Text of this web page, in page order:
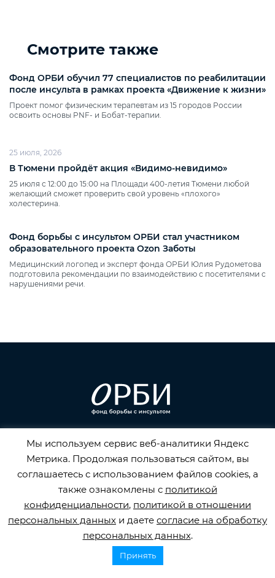
Смотрите также
Фонд ОРБИ обучил 77 специалистов по реабилитации
после инсульта в рамках проекта «Движение к жизни»
Проект помог физическим терапевтам из 15 городов России
освоить основы PNF‑ и Бобат‑терапии.
25 июля, 2026
В Тюмени пройдёт акция «Видимо‑невидимо»
25 июля с 12:00 до 15:00 на Площади 400‑летия Тюмени любой
желающий сможет проверить свой уровень «плохого»
холестерина.
Фонд борьбы с инсультом ОРБИ стал участником
образовательного проекта Ozon Заботы
Медицинский логопед и эксперт фонда ОРБИ Юлия Рудометова
подготовила рекомендации по взаимодействию с посетителями с
нарушениями речи.
Горячая линия по инсульту
8 800 707 52 29
info@orbifond.ru
Подписаться
Мы используем сервис веб-аналитики Яндекс
Метрика. Продолжая пользоваться сайтом, вы
соглашаетесь с использованием файлов cookies, а
также ознакомлены с политикой
конфиденциальности, политикой в отношении
персональных данных и даете согласие на обработку
персональных данных.
Принять